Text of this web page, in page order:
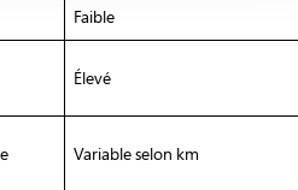
Faible
Élevé
Variable selon km